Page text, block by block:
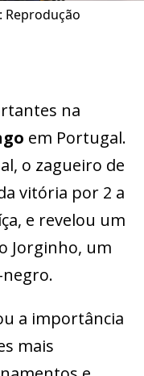
Reprodução
na
em Portugal.
o zagueiro de
vitória por 2 a
e revelou um
Jorginho, um
a importância
mais